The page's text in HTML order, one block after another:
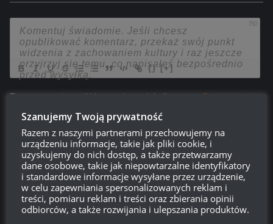
bitwie na 1 godz.
20× +50% do kredytów zdobywanych w bitwie na 1
godz.
Cena:354,73 zł.
bitwie na 1 godz.
25× +50% do kredytów zdobywanych w bitwie na 1
godz.
Cena:599,91 zł.
750
{} [+]
Ta strona używa Akismet do redukcji spamu. Dowiedz się,
w jaki sposób przetwarzane są dane Twoich komentarzy.
KOMENTARZY
Mistrz_Uderzenia 13:57, 4 kwietnia 2025 13:57
Szanujemy Twoją prywatność
Razem z naszymi partnerami przechowujemy na
urządzeniu informacje, takie jak pliki cookie, i
uzyskujemy do nich dostęp, a także przetwarzamy
dane osobowe, takie jak niepowtarzalne identyfikatory
i standardowe informacje wysyłane przez urządzenie,
w celu zapewniania spersonalizowanych reklam i
treści, pomiaru reklam i treści oraz zbierania opinii
odbiorców, a także rozwijania i ulepszania produktów.